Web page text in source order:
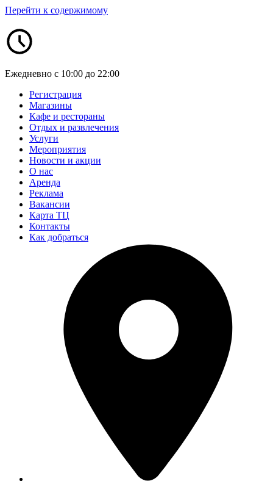
Перейти к содержимому
Ежедневно с 10:00 до 22:00
Регистрация
Магазины
Кафе и рестораны
Отдых и развлечения
Услуги
Мероприятия
Новости и акции
О нас
Аренда
Реклама
Вакансии
Карта ТЦ
Контакты
Как добраться